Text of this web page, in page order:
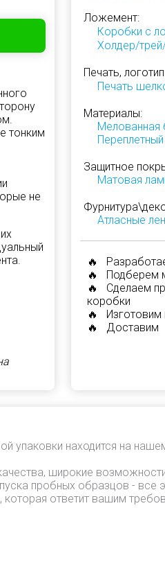
тонким
не
Ложемент:
Коробки с
Холдер/
Печать,
Печать
Материалы:
Мелованная
Защитное
Матовая
Атласные
🔥
🔥 Подберем
🔥 Сделаем
коробки
🔥 Изготовим
🔥 Доставим
упаковки находится на
широкие
пробных образцов - все
которая ответит вашим